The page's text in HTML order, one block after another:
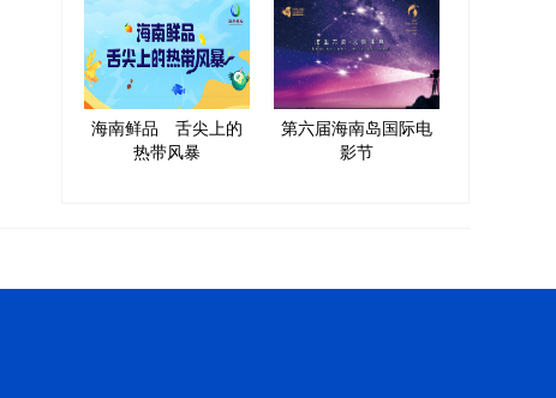
海南鲜品 舌尖上的
热带风暴
第六届海南岛国际电
影节